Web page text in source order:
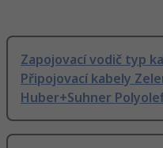
Zapojovací vodič typ
Připojovací kabely
Huber+Suhner